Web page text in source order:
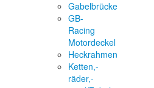
Gabelbrücke
GB-
Racing
Motordeckel
Heckrahmen
Ketten,-
räder,-